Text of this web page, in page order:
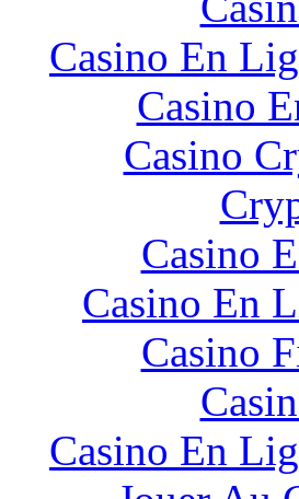
Casino En
Casino
Casino
Casino
Casino En
Casino
Casino En